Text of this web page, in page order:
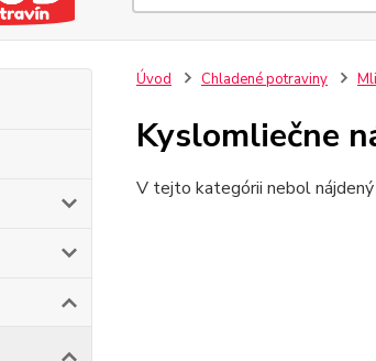
Úvod Chladené potraviny
Kyslomliečne
V tejto kategórii nebol nájdený